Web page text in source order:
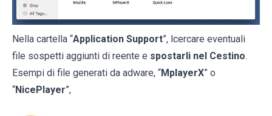
Nella cartella “Application Support”, lcercare eventuali
file sospetti aggiunti di reente e spostarli nel Cestino.
Esempi di file generati da adware, “MplayerX” o
“NicePlayer”,